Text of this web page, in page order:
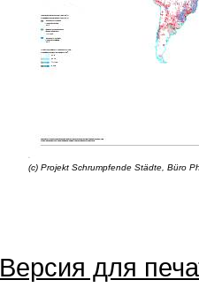
(c) Projekt Schrumpfende Städte, Büro
Версия для